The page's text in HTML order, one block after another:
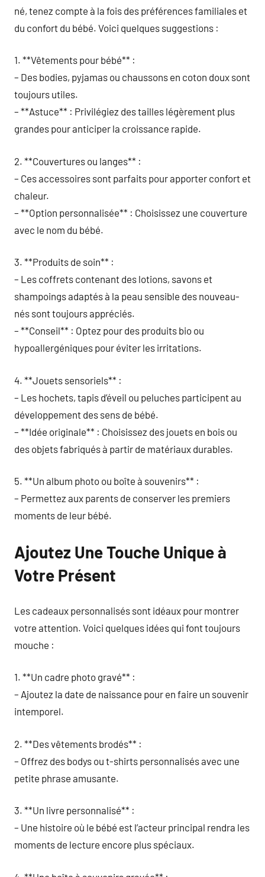
né, tenez compte à la fois des préférences familiales et
du confort du bébé. Voici quelques suggestions :
1. **Vêtements pour bébé** :
– Des bodies, pyjamas ou chaussons en coton doux sont
toujours utiles.
– **Astuce** : Privilégiez des tailles légèrement plus
grandes pour anticiper la croissance rapide.
2. **Couvertures ou langes** :
– Ces accessoires sont parfaits pour apporter confort et
chaleur.
– **Option personnalisée** : Choisissez une couverture
avec le nom du bébé.
3. **Produits de soin** :
– Les coffrets contenant des lotions, savons et
shampoings adaptés à la peau sensible des nouveau-
nés sont toujours appréciés.
– **Conseil** : Optez pour des produits bio ou
hypoallergéniques pour éviter les irritations.
4. **Jouets sensoriels** :
– Les hochets, tapis d’éveil ou peluches participent au
développement des sens de bébé.
– **Idée originale** : Choisissez des jouets en bois ou
des objets fabriqués à partir de matériaux durables.
5. **Un album photo ou boîte à souvenirs** :
– Permettez aux parents de conserver les premiers
moments de leur bébé.
Ajoutez Une Touche Unique à
Votre Présent
Les cadeaux personnalisés sont idéaux pour montrer
votre attention. Voici quelques idées qui font toujours
mouche :
1. **Un cadre photo gravé** :
– Ajoutez la date de naissance pour en faire un souvenir
intemporel.
2. **Des vêtements brodés** :
– Offrez des bodys ou t-shirts personnalisés avec une
petite phrase amusante.
3. **Un livre personnalisé** :
– Une histoire où le bébé est l’acteur principal rendra les
moments de lecture encore plus spéciaux.